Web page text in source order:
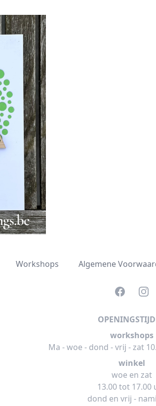
Workshops Algemene
Facebook
workshops
Ma - woe - dond - vrij - zat
winkel
woe en zat
13.00 tot 17.00
dond en vrij -